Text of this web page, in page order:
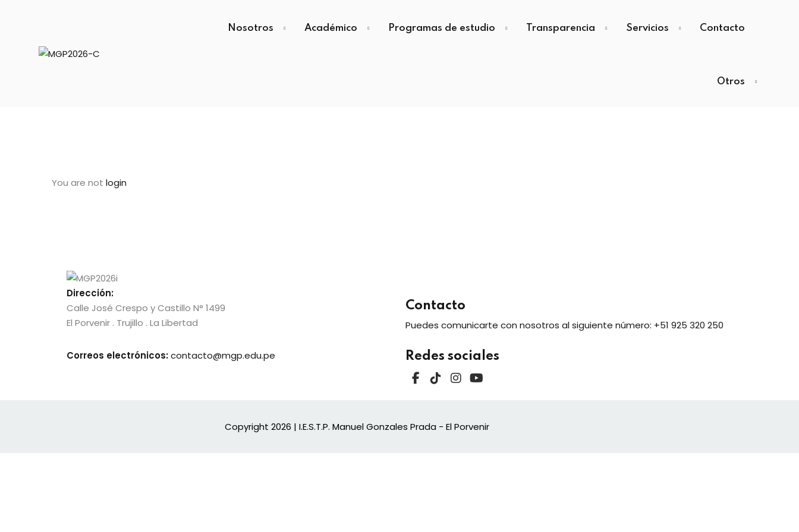
Nosotros Académico Programas de estudio Transparencia Servicios Contacto
Otros
You are not login
Dirección:
Calle José Crespo y Castillo N° 1499
El Porvenir . Trujillo . La Libertad
Correos electrónicos:contacto@mgp.edu.pe
Contacto
Puedes comunicarte con nosotros al siguiente número: +51 925 320 250
Redes sociales
Copyright 2026 | I.E.S.T.P. Manuel Gonzales Prada - El Porvenir
Lost your password?